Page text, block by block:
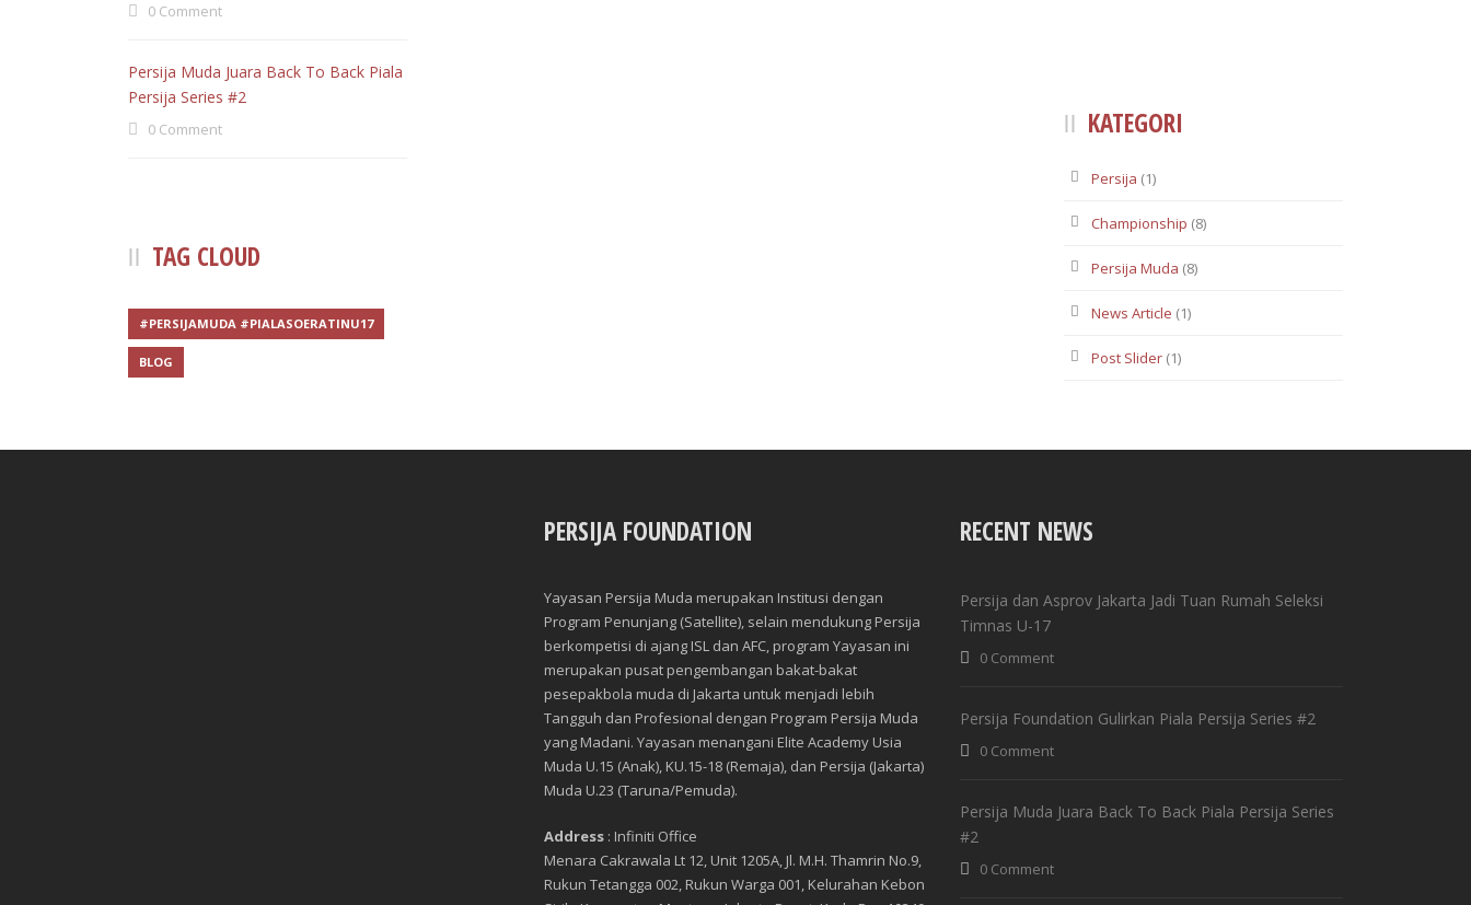
0 Comment
Persija Muda Juara Back To Back Piala
Persija Series #2
0 Comment
TAG CLOUD
#PERSIJAMUDA #PIALASOERATINU17
BLOG
KATEGORI
Persija (1)
Championship (8)
Persija Muda (8)
News Article (1)
Post Slider (1)
PERSIJA FOUNDATION
Yayasan Persija Muda merupakan Institusi dengan
Program Penunjang (Satellite), selain mendukung Persija
berkompetisi di ajang ISL dan AFC, program Yayasan ini
merupakan pusat pengembangan bakat-bakat
pesepakbola muda di Jakarta untuk menjadi lebih
Tangguh dan Profesional dengan Program Persija Muda
yang Madani. Yayasan menangani Elite Academy Usia
Muda U.15 (Anak), KU.15-18 (Remaja), dan Persija (Jakarta)
Muda U.23 (Taruna/Pemuda).
Address: Infiniti Office
Menara Cakrawala Lt 12, Unit 1205A, Jl. M.H. Thamrin No.9,
Rukun Tetangga 002, Rukun Warga 001, Kelurahan Kebon
RECENT NEWS
Persija dan Asprov Jakarta Jadi Tuan Rumah Seleksi
Timnas U-17
0 Comment
Persija Foundation Gulirkan Piala Persija Series #2
0 Comment
Persija Muda Juara Back To Back Piala Persija Series
#2
0 Comment